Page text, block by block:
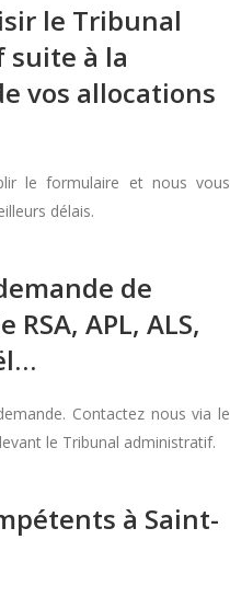
le Tribunal
à la
vos allocations
le formulaire et nous vous
délais.
de
APL, ALS,
Contactez nous via le
le Tribunal administratif.
à Saint-